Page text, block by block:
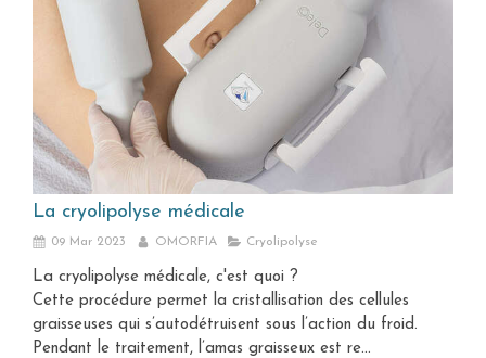
La cryolipolyse médicale
09 Mar 2023 OMORFIA Cryolipolyse
La cryolipolyse médicale, c'est quoi ?
Cette procédure permet la cristallisation des cellules
graisseuses qui s’autodétruisent sous l’action du froid.
Pendant le traitement, l’amas graisseux est re...